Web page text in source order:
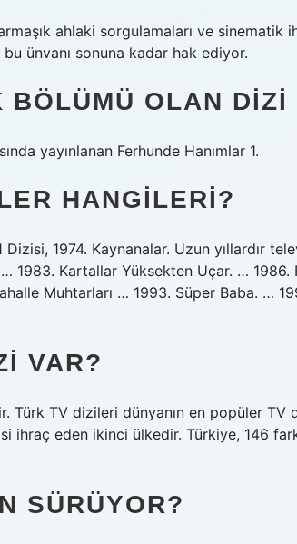
ahlaki sorgulamaları ve sinematik
ünvanı sonuna kadar hak ediyor.
BÖLÜMÜ OLAN
yayınlanan Ferhunde Hanımlar 1.
HANGILERI?
1974. Kaynanalar. Uzun yıllardır
1983. Kartallar Yüksekten Uçar. … 1986.
Muhtarları … 1993. Süper Baba. …
VAR?
Türk TV dizileri dünyanın en popüler TV
ihraç eden ikinci ülkedir. Türkiye, 146
SÜRÜYOR?